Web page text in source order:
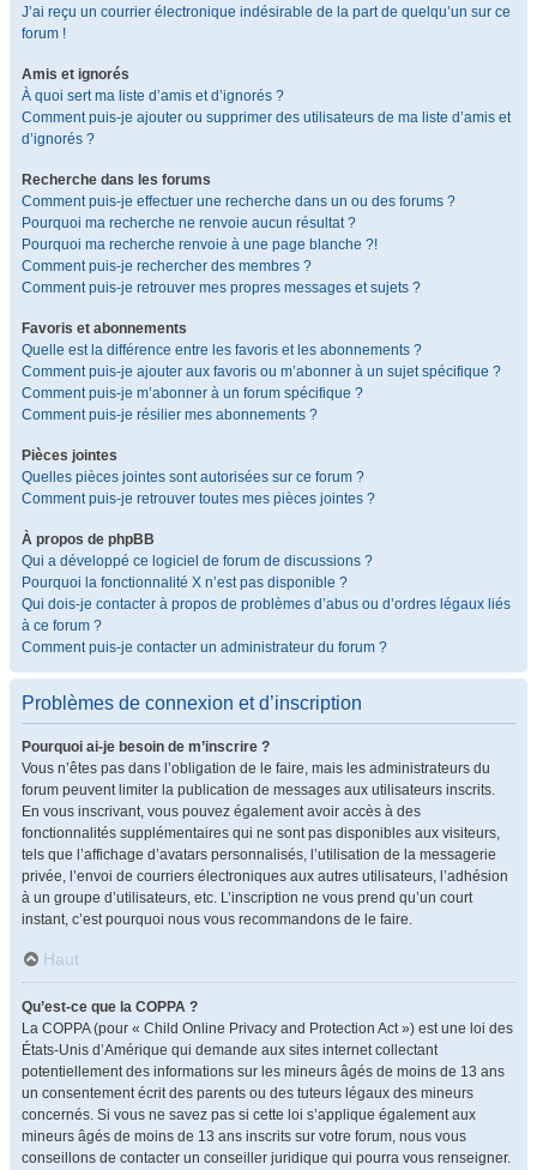
J’ai reçu un courrier électronique indésirable de la part de quelqu’un sur ce
forum !
Amis et ignorés
À quoi sert ma liste d’amis et d’ignorés ?
Comment puis-je ajouter ou supprimer des utilisateurs de ma liste d’amis et
d’ignorés ?
Recherche dans les forums
Comment puis-je effectuer une recherche dans un ou des forums ?
Pourquoi ma recherche ne renvoie aucun résultat ?
Pourquoi ma recherche renvoie à une page blanche ?!
Comment puis-je rechercher des membres ?
Comment puis-je retrouver mes propres messages et sujets ?
Favoris et abonnements
Quelle est la différence entre les favoris et les abonnements ?
Comment puis-je ajouter aux favoris ou m’abonner à un sujet spécifique ?
Comment puis-je m’abonner à un forum spécifique ?
Comment puis-je résilier mes abonnements ?
Pièces jointes
Quelles pièces jointes sont autorisées sur ce forum ?
Comment puis-je retrouver toutes mes pièces jointes ?
À propos de phpBB
Qui a développé ce logiciel de forum de discussions ?
Pourquoi la fonctionnalité X n’est pas disponible ?
Qui dois-je contacter à propos de problèmes d’abus ou d’ordres légaux liés
à ce forum ?
Comment puis-je contacter un administrateur du forum ?
Problèmes de connexion et d’inscription
Pourquoi ai-je besoin de m’inscrire ?
Vous n’êtes pas dans l’obligation de le faire, mais les administrateurs du
forum peuvent limiter la publication de messages aux utilisateurs inscrits.
En vous inscrivant, vous pouvez également avoir accès à des
fonctionnalités supplémentaires qui ne sont pas disponibles aux visiteurs,
tels que l’affichage d’avatars personnalisés, l’utilisation de la messagerie
privée, l’envoi de courriers électroniques aux autres utilisateurs, l’adhésion
à un groupe d’utilisateurs, etc. L’inscription ne vous prend qu’un court
instant, c’est pourquoi nous vous recommandons de le faire.
Haut
Qu’est-ce que la COPPA ?
La COPPA (pour « Child Online Privacy and Protection Act ») est une loi des
États-Unis d’Amérique qui demande aux sites internet collectant
potentiellement des informations sur les mineurs âgés de moins de 13 ans
un consentement écrit des parents ou des tuteurs légaux des mineurs
concernés. Si vous ne savez pas si cette loi s’applique également aux
mineurs âgés de moins de 13 ans inscrits sur votre forum, nous vous
conseillons de contacter un conseiller juridique qui pourra vous renseigner.